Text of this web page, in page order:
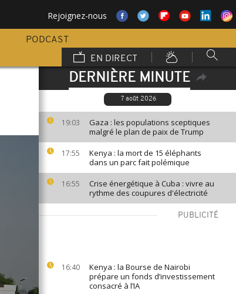
Rejoignez-nous
PODCAST
EN DIRECT
DERNIÈRE MINUTE
7 août 2026
19:03
Gaza : les populations sceptiques
malgré le plan de paix de Trump
17:55
Kenya : la mort de 15 éléphants
dans un parc fait polémique
16:55
Crise énergétique à Cuba : vivre au
rythme des coupures d'électricité
PUBLICITÉ
16:40
Kenya : la Bourse de Nairobi
prépare un fonds d’investissement
consacré à l’IA